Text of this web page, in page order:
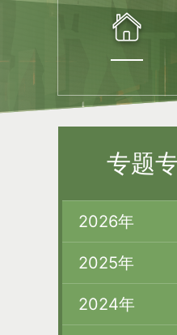
专题
2026年
2025年
2024年